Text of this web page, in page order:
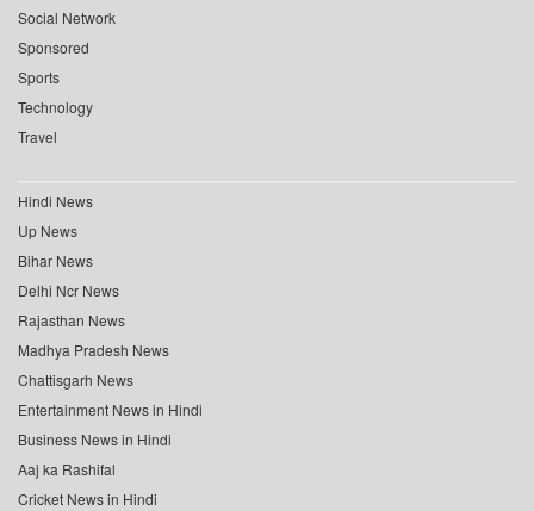
Social Network
Sponsored
Sports
Technology
Travel
Hindi News
Up News
Bihar News
Delhi Ncr News
Rajasthan News
Madhya Pradesh News
Chattisgarh News
Entertainment News in Hindi
Business News in Hindi
Aaj ka Rashifal
Cricket News in Hindi